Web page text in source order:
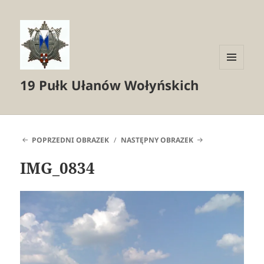
19 Pułk Ułanów Wołyńskich
POPRZEDNI OBRAZEK NASTĘPNY OBRAZEK
IMG_0834